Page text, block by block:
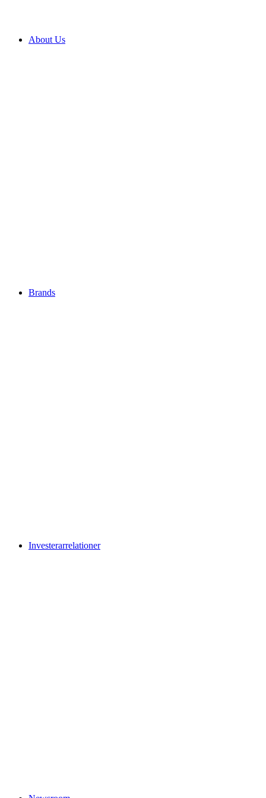
About Us
Brands
Investerarrelationer